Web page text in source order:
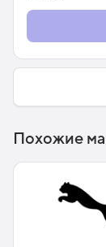
Похожие